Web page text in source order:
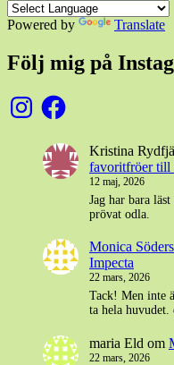
Powered by Translate
Följ mig på
InstagramFacebook
Kristina
favoritfröer till
12 maj, 2026
Jag har bara
prövat odla.
Monica
Impecta
22 mars, 2026
Tack! Men inte
ta hela
maria Eld om
22 mars, 2026